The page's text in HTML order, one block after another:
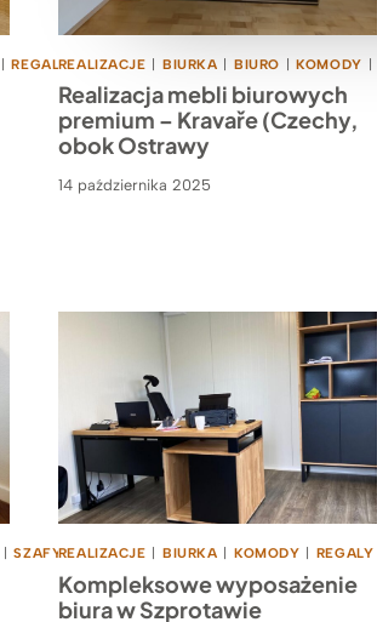
| REGALY | STOŁY | SZAFY
REALIZACJE | BIURKA | BIURO | KOMODY |
Realizacja mebli biurowych
premium – Kravaře (Czechy,
obok Ostrawy
14 października 2025
SZAFYREALIZACJE BIURKA KOMODY REGALY
Kompleksowe wyposażenie
biura w Szprotawie